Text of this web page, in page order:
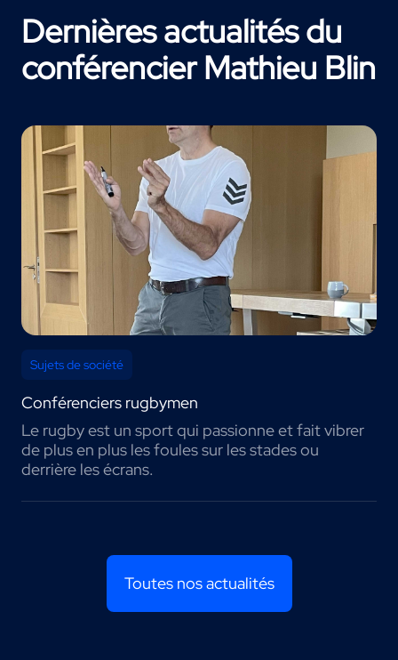
Dernières actualités du
conférencier Mathieu Blin
Sujets de société
Conférenciers rugbymen
Le rugby est un sport qui passionne et fait vibrer
de plus en plus les foules sur les stades ou
derrière les écrans.
Toutes nos actualités